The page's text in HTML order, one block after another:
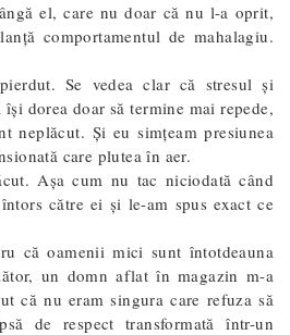
el, care nu doar că nu l-a oprit,
comportamentul de mahalagiu.
Se vedea clar că stresul și
dorea doar să termine mai repede,
neplăcut. Și eu simțeam presiunea
care plutea în aer.
Așa cum nu tac niciodată când
către ei și le-am spus exact ce
că oamenii mici sunt întotdeauna
un domn aflat în magazin m-a
că nu eram singura care refuza să
de respect transformată într-un